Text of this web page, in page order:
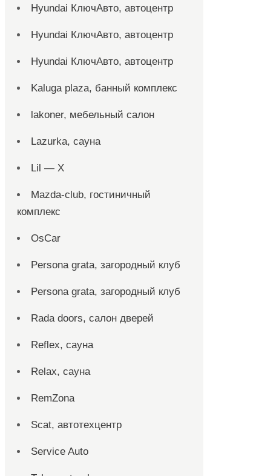
Hyundai КлючАвто, автоцентр
Hyundai КлючАвто, автоцентр
Hyundai КлючАвто, автоцентр
Kaluga plaza, банный комплекс
lakoner, мебельный салон
Lazurka, сауна
Lil — X
Mazda-club, гостиничный
комплекс
OsCar
Persona grata, загородный клуб
Persona grata, загородный клуб
Rada doors, салон дверей
Reflex, сауна
Relax, сауна
RemZona
Scat, автотехцентр
Service Auto